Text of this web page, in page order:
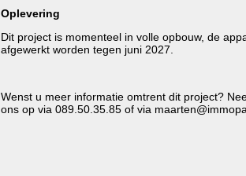
Oplevering
Dit project is momenteel in volle opbouw, de
afgewerkt worden tegen juni 2027.
Wenst u meer informatie omtrent dit project?
ons op via 089.50.35.85 of via